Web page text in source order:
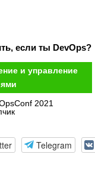
если ты DevOps?
и управление
2021
Telegram